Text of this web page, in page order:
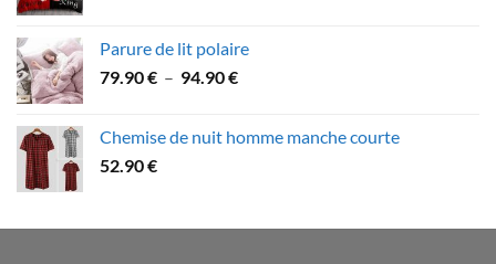
58.90 €
Parure de lit polaire
79.90€ – 94.90€Plage
79.90 €
Chemise de nuit homme manche courte
52.90€